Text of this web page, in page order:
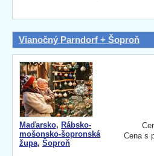
Vianočný Parndorf + Šoproň
Cena s
Maďarsko, Rábsko-
mošonsko-šopronská
župa, Šoproň